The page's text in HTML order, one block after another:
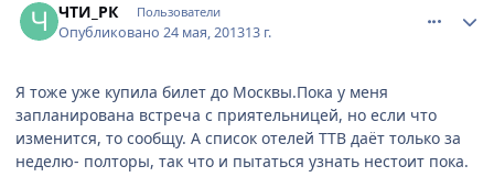
ЧТИ_РК Пользователи
Опубликовано24 мая, 201313 г.
Я тоже уже купила билет до Москвы.Пока у меня
запланирована встреча с приятельницей, но если что
изменится, то сообщу. А список отелей ТТВ даёт только за
неделю- полторы, так что и пытаться узнать нестоит пока.